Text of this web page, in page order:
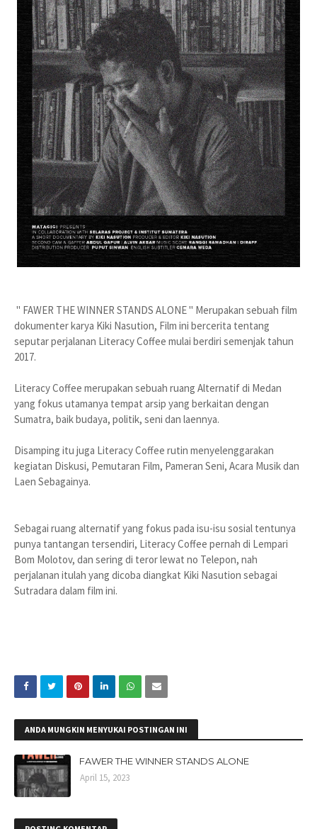
" FAWER THE WINNER STANDS ALONE " Merupakan sebuah film
dokumenter karya Kiki Nasution, Film ini bercerita tentang
seputar perjalanan Literacy Coffee mulai berdiri semenjak tahun
2017.
Literacy Coffee merupakan sebuah ruang Alternatif di Medan
yang fokus utamanya tempat arsip yang berkaitan dengan
Sumatra, baik budaya, politik, seni dan laennya.
Disamping itu juga Literacy Coffee rutin menyelenggarakan
kegiatan Diskusi, Pemutaran Film, Pameran Seni, Acara Musik dan
Laen Sebagainya.
Sebagai ruang alternatif yang fokus pada isu-isu sosial tentunya
punya tantangan tersendiri, Literacy Coffee pernah di Lempari
Bom Molotov, dan sering di teror lewat no Telepon, nah
perjalanan itulah yang dicoba diangkat Kiki Nasution sebagai
Sutradara dalam film ini.
ANDA MUNGKIN MENYUKAI POSTINGAN INI
FAWER THE WINNER STANDS ALONE
April 15, 2023